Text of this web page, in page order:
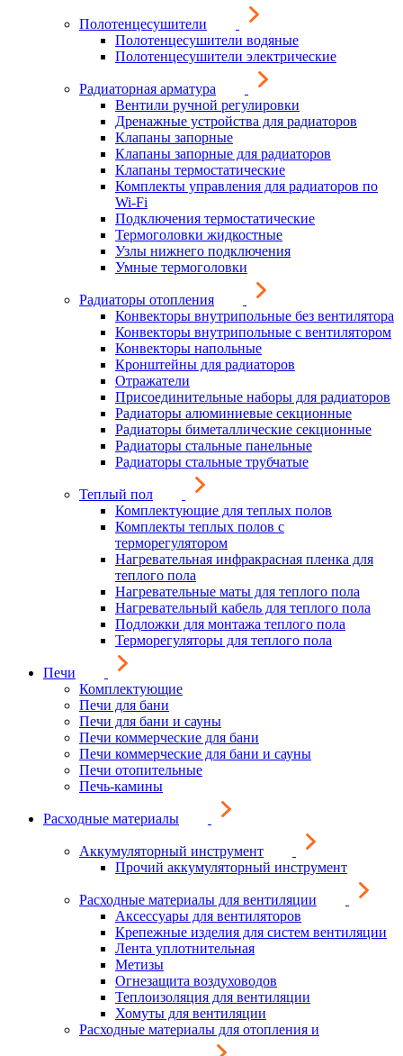
Полотенцесушители
Полотенцесушители водяные
Полотенцесушители электрические
Радиаторная арматура
Вентили ручной регулировки
Дренажные устройства для радиаторов
Клапаны запорные
Клапаны запорные для радиаторов
Клапаны термостатические
Комплекты управления для радиаторов по
Wi-Fi
Подключения термостатические
Термоголовки жидкостные
Узлы нижнего подключения
Умные термоголовки
Радиаторы отопления
Конвекторы внутрипольные без вентилятора
Конвекторы внутрипольные с вентилятором
Конвекторы напольные
Кронштейны для радиаторов
Отражатели
Присоединительные наборы для радиаторов
Радиаторы алюминиевые секционные
Радиаторы биметаллические секционные
Радиаторы стальные панельные
Радиаторы стальные трубчатые
Теплый пол
Комплектующие для теплых полов
Комплекты теплых полов с
терморегулятором
Нагревательная инфракрасная пленка для
теплого пола
Нагревательные маты для теплого пола
Нагревательный кабель для теплого пола
Подложки для монтажа теплого пола
Терморегуляторы для теплого пола
Печи
Комплектующие
Печи для бани
Печи для бани и сауны
Печи коммерческие для бани
Печи коммерческие для бани и сауны
Печи отопительные
Печь-камины
Расходные материалы
Аккумуляторный инструмент
Прочий аккумуляторный инструмент
Расходные материалы для вентиляции
Аксессуары для вентиляторов
Крепежные изделия для систем вентиляции
Лента уплотнительная
Метизы
Огнезащита воздуховодов
Теплоизоляция для вентиляции
Хомуты для вентиляции
Расходные материалы для отопления и